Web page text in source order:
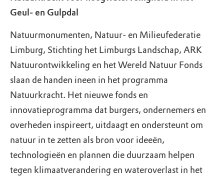
Geul- en Gulpdal
Natuurmonumenten, Natuur- en Milieufederatie
Limburg, Stichting het Limburgs Landschap, ARK
Natuurontwikkeling en het Wereld Natuur Fonds
slaan de handen ineen in het programma
Natuurkracht. Het nieuwe fonds en
innovatieprogramma dat burgers, ondernemers en
overheden inspireert, uitdaagt en ondersteunt om
natuur in te zetten als bron voor ideeën,
technologieën en plannen die duurzaam helpen
tegen klimaatverandering en wateroverlast in het